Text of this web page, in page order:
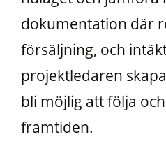
dokumentation där
försäljning, och
projektledaren
bli möjlig att följa
framtiden.